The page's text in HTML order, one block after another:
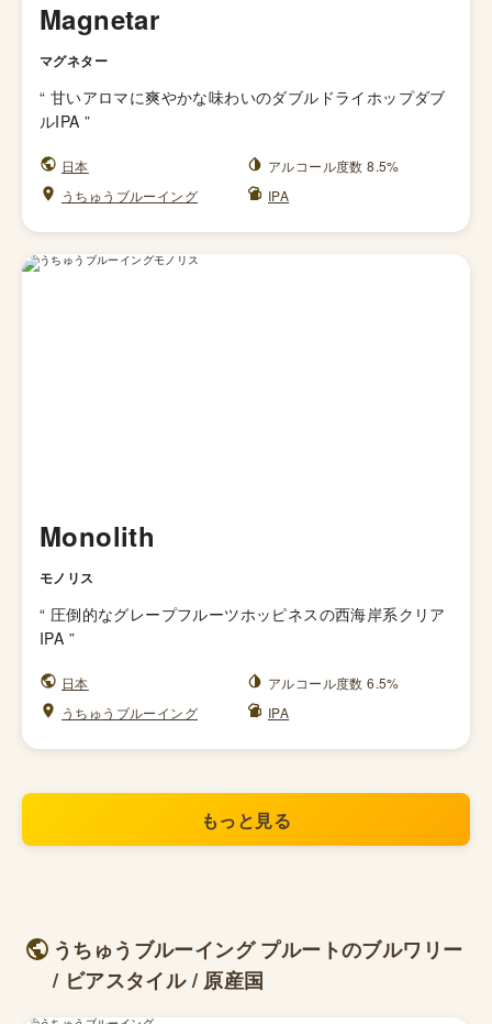
Magnetar
マグネター
“ 甘いアロマに爽やかな味わいのダブルドライホップダブ
ルIPA ”
日本
アルコール度数 8.5%
うちゅうブルーイング
IPA
Monolith
モノリス
“ 圧倒的なグレープフルーツホッピネスの西海岸系クリア
IPA ”
日本
アルコール度数 6.5%
うちゅうブルーイング
IPA
もっと見る
うちゅうブルーイング プルートのブルワリー
/ ビアスタイル / 原産国